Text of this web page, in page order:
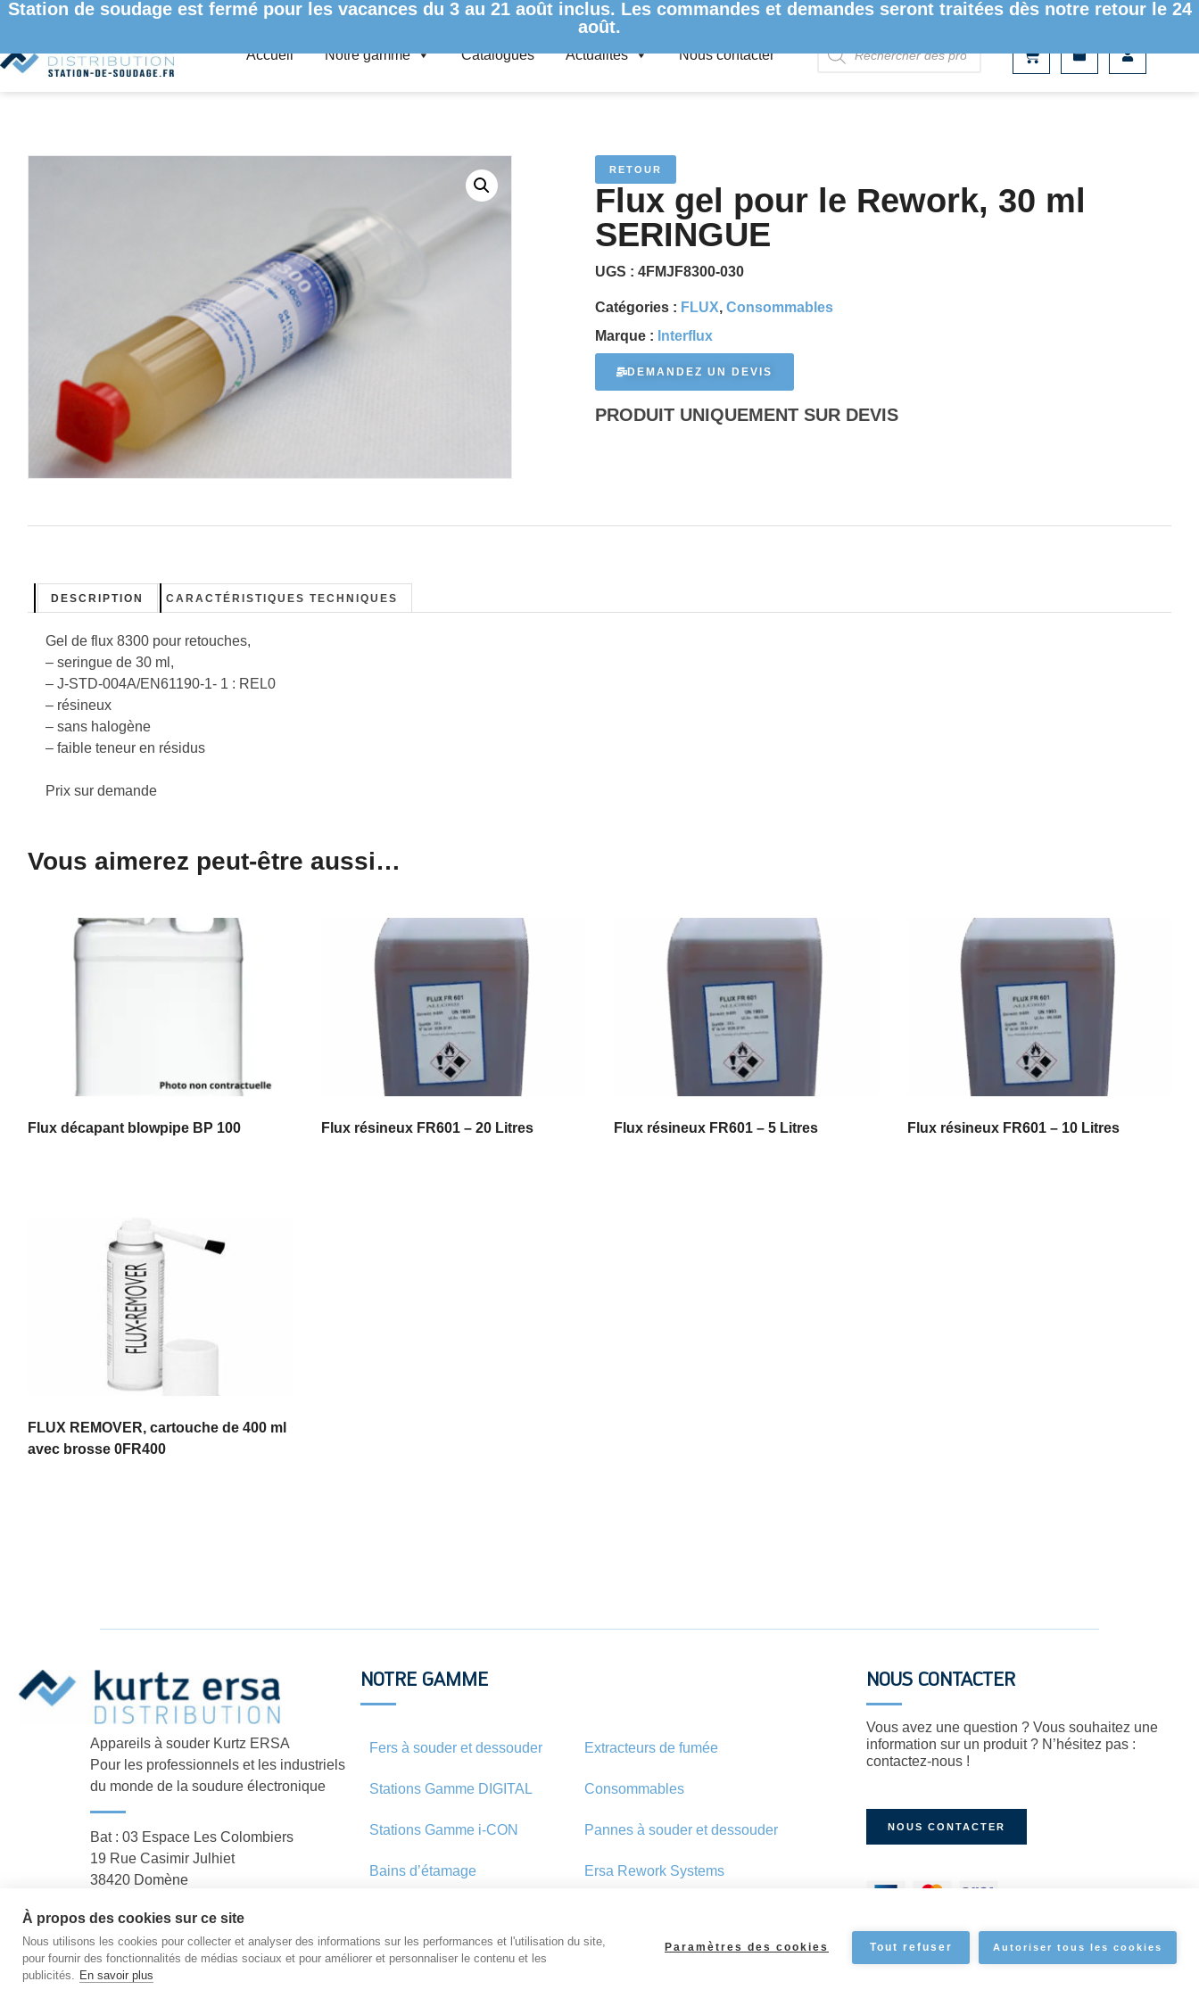
Station de soudage est fermé pour les vacances du 3 au 21 août inclus. Les commandes et demandes seront traitées dès notre retour le 24
août.
Accueil Notre gamme Catalogues Actualités Nous contacter
ACCUEIL/CONSOMMABLES / FLUX GEL POUR LE REWORK, 30 ML SERINGUE
RETOUR
Flux gel pour le Rework, 30 ml
SERINGUE
UGS : 4FMJF8300-030
Catégories : FLUX, Consommables
Marque : Interflux
DEMANDEZ UN DEVIS
PRODUIT UNIQUEMENT SUR DEVIS
DESCRIPTION CARACTÉRISTIQUES TECHNIQUES
Gel de flux 8300 pour retouches,
– seringue de 30 ml,
– J-STD-004A/EN61190-1- 1 : REL0
– résineux
– sans halogène
– faible teneur en résidus
Prix sur demande
Vous aimerez peut-être aussi…
Flux décapant blowpipe BP 100 Flux résineux FR601 – 20 Litres Flux résineux FR601 – 5 Litres Flux résineux FR601 – 10 Litres
FLUX REMOVER, cartouche de 400 ml
avec brosse 0FR400
Appareils à souder Kurtz ERSA
Pour les professionnels et les industriels
du monde de la soudure électronique
Bat : 03 Espace Les Colombiers
19 Rue Casimir Julhiet
38420 Domène
NOTRE GAMME
Fers à souder et dessouder
Stations Gamme DIGITAL
Stations Gamme i-CON
Bains d’étamage
Extracteurs de fumée
Consommables
Pannes à souder et dessouder
Ersa Rework Systems
NOUS CONTACTER
Vous avez une question ? Vous souhaitez une
information sur un produit ? N’hésitez pas :
contactez-nous !
NOUS CONTACTER
Copyright © 2026 STATION-DE-SOUDAGE
À propos des cookies sur ce site
Nous utilisons les cookies pour collecter et analyser des informations sur les performances et l'utilisation du site,
pour fournir des fonctionnalités de médias sociaux et pour améliorer et personnaliser le contenu et les
publicités. En savoir plus
Paramètres des cookies Tout refuser Autoriser tous les cookies